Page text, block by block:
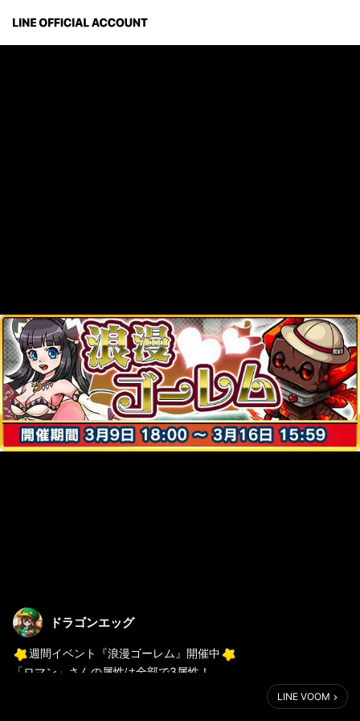
ドラゴンエッグ
週間イベント『浪漫ゴーレム』開催中
「ロマン」さんの属性は全部で3属性！
ハンターさんはどのロマンさんが好きですか？今すぐゲーム内を
LINE VOOM